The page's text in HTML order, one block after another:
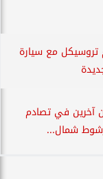
مع سيارة
آخرين في تصادم
شمال...